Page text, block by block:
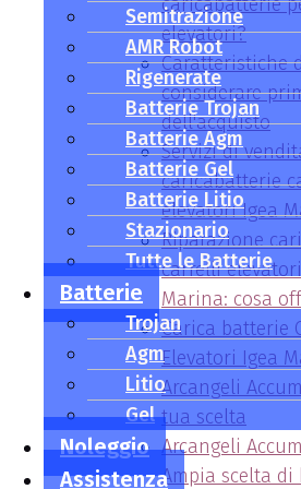
Semitrazione
AMR Robot
Rigenerate
Batterie Trojan
Batterie Agm
Batterie Gel
Batterie Litio
Stazionario
Tutte le Batterie
Batterie
Trojan
Agm
Litio
Gel
Noleggio
Assistenza
elevatori?
Caratteristiche
considerare
dell'acquisto
Servizi di
caricabatterie
elevatori Igea
Riparazione
carrelli
Marina: cosa
Carica batterie
Elevatori Igea
Arcangeli
tua scelta
Arcangeli
Ampia scelta di